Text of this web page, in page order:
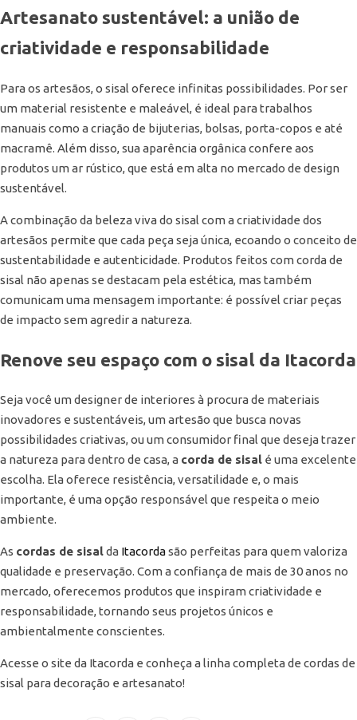
Artesanato sustentável: a união de
criatividade e responsabilidade
Para os artesãos, o sisal oferece infinitas possibilidades. Por ser
um material resistente e maleável, é ideal para trabalhos
manuais como a criação de bijuterias, bolsas, porta-copos e até
macramê. Além disso, sua aparência orgânica confere aos
produtos um ar rústico, que está em alta no mercado de design
sustentável.
A combinação da beleza viva do sisal com a criatividade dos
artesãos permite que cada peça seja única, ecoando o conceito de
sustentabilidade e autenticidade. Produtos feitos com corda de
sisal não apenas se destacam pela estética, mas também
comunicam uma mensagem importante: é possível criar peças
de impacto sem agredir a natureza.
Renove seu espaço com o sisal da Itacorda
Seja você um designer de interiores à procura de materiais
inovadores e sustentáveis, um artesão que busca novas
possibilidades criativas, ou um consumidor final que deseja trazer
a natureza para dentro de casa, a corda de sisal é uma excelente
escolha. Ela oferece resistência, versatilidade e, o mais
importante, é uma opção responsável que respeita o meio
ambiente.
As cordas de sisalda Itacordasão perfeitas para quem valoriza
qualidade e preservação. Com a confiança de mais de 30 anos no
mercado, oferecemos produtos que inspiram criatividade e
responsabilidade, tornando seus projetos únicos e
ambientalmente conscientes.
Acesse o site da Itacorda e conheça a linha completa de cordas de
sisal para decoração e artesanato!